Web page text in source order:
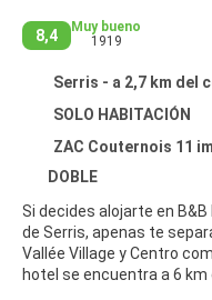
8,4
Muy bueno
1919
Serris - a 2,7 km del
SOLO HABITACIÓN
ZAC Couternois 11
DOBLE
Si decides alojarte en
de Serris, apenas te
Vallée Village y Centro comercial
hotel se encuentra a 6 km